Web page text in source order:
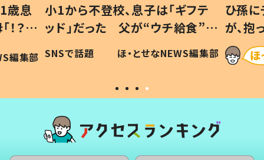
歳息
？」
編集部
小1から不登校、息子は「ギフテ
ッド」だった 父が“ウチ給食”を
作り続ける理由とは #令和の親
#令和の子
SNSで話題 ほ・とせなNEWS編集部
ひ孫
が、
「涙が
い」